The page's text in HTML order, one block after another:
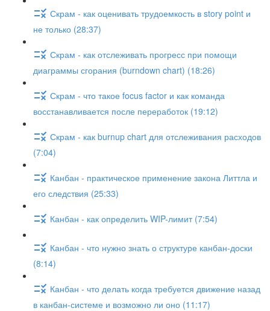
Скрам - как оценивать трудоемкость в story point и
не только (28:37)
Скрам - как отслеживать прогресс при помощи
диаграммы сгорания (burndown chart) (18:26)
Скрам - что такое focus factor и как команда
восстанавливается после переработок (19:12)
Скрам - как burnup chart для отслеживания расходов
(7:04)
Канбан - практическое применение закона Литтла и
его следствия (25:33)
Канбан - как определить WIP-лимит (7:54)
Канбан - что нужно знать о структуре канбан-доски
(8:14)
Канбан - что делать когда требуется движение назад
в канбан-системе и возможно ли оно (11:17)